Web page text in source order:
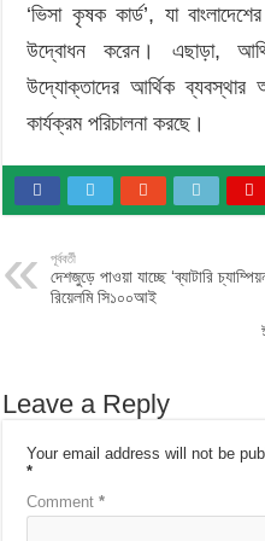
‘ভিসা কৃষক কার্ড’, যা
উদ্বোধন করেন। এছাড়া,
উদ্যোক্তাদের আর্থিক ব্যবস্থার
কার্যক্রম পরিচালনা করছে।
পূর্ববর্তী
দেশজুড়ে পাওয়া যাচ্ছে ‘ব্যাটারি
রিয়েলমি সি১০০আই
Leave a Reply
Your email address will not be
*
Comment*